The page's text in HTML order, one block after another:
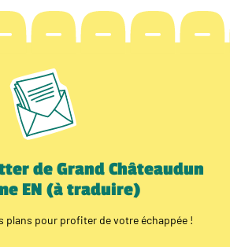
de Grand Châteaudun
EN (à traduire)
plans pour profiter de votre échappée !